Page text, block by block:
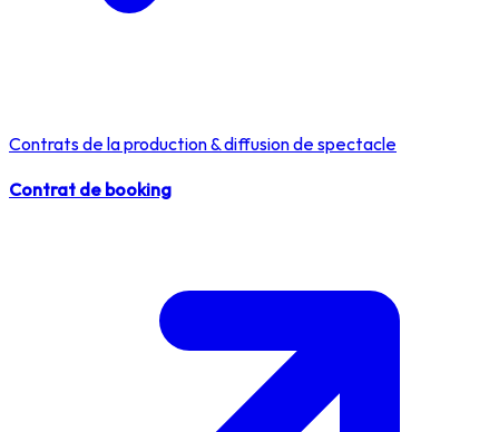
Contrats de la production & diffusion de spectacle
Contrat de booking